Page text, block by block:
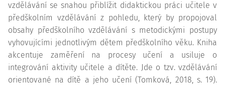
vzdělávání se snahou přiblížit didaktickou práci učitele v
předškolním vzdělávání z pohledu, který by propojoval
obsahy předškolního vzdělávání s metodickými postupy
vyhovujícími jednotlivým dětem předškolního věku. Kniha
akcentuje zaměření na procesy učení a usiluje o
integrování aktivity učitele a dítěte. Jde o tzv. vzdělávání
orientované na dítě a jeho učení (Tomková, 2018, s. 19).